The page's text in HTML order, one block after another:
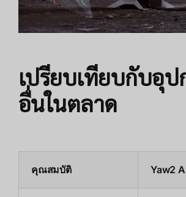
เปรียบเทียบกับอุป
อื่นในตลาด
คุณสมบัติ Yaw2